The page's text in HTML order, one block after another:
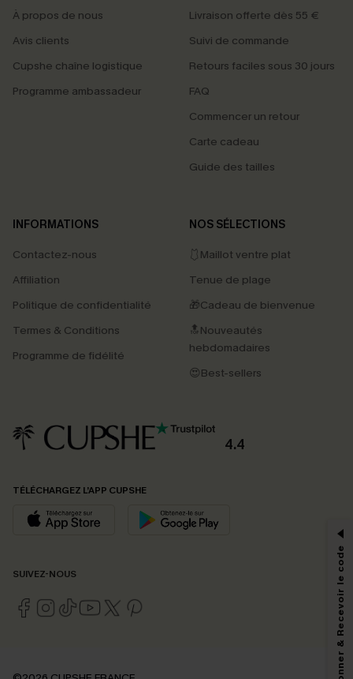
À propos de nous
Avis clients
Cupshe chaîne logistique
Programme ambassadeur
Livraison offerte dès 55 €
Suivi de commande
Retours faciles sous 30 jours
FAQ
Commencer un retour
Carte cadeau
Guide des tailles
INFORMATIONS
Contactez-nous
Affiliation
Politique de confidentialité
Termes & Conditions
Programme de fidélité
NOS SÉLECTIONS
🩱Maillot ventre plat
Tenue de plage
🎁Cadeau de bienvenue
🔝Nouveautés
hebdomadaires
😍Best-sellers
4.4
TÉLÉCHARGEZ L’APP CUPSHE
SUIVEZ-NOUS
PROFITEZ DE -15%
-15% dès 2 Achetés par E-mail
En soumettant votre adresse e-mail, vous acceptez de recevoir des e-mails
marketing (y compris du contenu généré par l'IA) de Cupshe et
S'abonner & Recevoir le code